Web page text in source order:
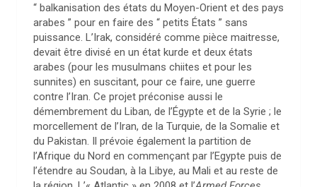
“ balkanisation des états du Moyen-Orient et des pays
arabes ” pour en faire des “ petits États ” sans
puissance. L’Irak, considéré comme pièce maitresse,
devait être divisé en un état kurde et deux états
arabes (pour les musulmans chiites et pour les
sunnites) en suscitant, pour ce faire, une guerre
contre l’Iran. Ce projet préconise aussi le
démembrement du Liban, de l’Égypte et de la Syrie ; le
morcellement de l’Iran, de la Turquie, de la Somalie et
du Pakistan. Il prévoie également la partition de
l’Afrique du Nord en commençant par l’Egypte puis de
l’étendre au Soudan, à la Libye, au Mali et au reste de